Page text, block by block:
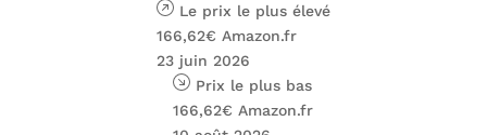
Le prix le plus élevé
166,62€ Amazon.fr
23 juin 2026
Prix ​​le plus bas
166,62€ Amazon.fr